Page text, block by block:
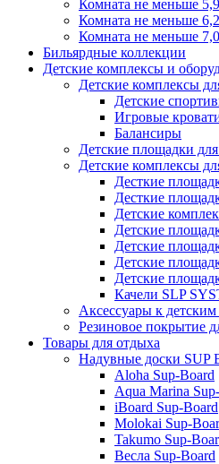
Комната не меньше
Комната не меньше
Комната не меньше
Бильярдные коллекции
Детские комплексы и
Детские комплексы
Детские
Игровые
Балансиры
Детские площадки
Детские комплексы
Десткие
Десткие
Детские
Детские
Детские
Детские
Детские
Качели SLP
Аксессуары к
Резиновое покрытие
Товары для отдыха
Надувные доски SUP
Aloha Sup-Board
Aqua Marina
iBoard Sup-Board
Molokai Sup-
Takumo Sup-
Весла Sup-Board